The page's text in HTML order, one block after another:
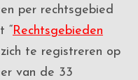
per rechtsgebied
“Rechtsgebieden
te registreren op
van de 33